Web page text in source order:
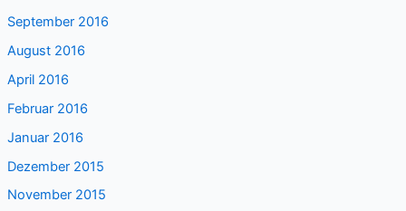
September 2016
August 2016
April 2016
Februar 2016
Januar 2016
Dezember 2015
November 2015